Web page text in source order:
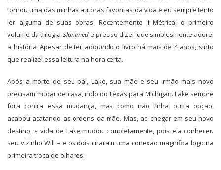
tornou uma das minhas autoras favoritas da vida e eu sempre tento
ler alguma de suas obras. Recentemente li Métrica, o primeiro
volume da trilogia Slammede preciso dizer que simplesmente adorei
a história. Apesar de ter adquirido o livro há mais de 4 anos, sinto
que realizei essa leitura na hora certa.
Após a morte de seu pai, Lake, sua mãe e seu irmão mais novo
precisam mudar de casa, indo do Texas para Michigan. Lake sempre
fora contra essa mudança, mas como não tinha outra opção,
acabou acatando as ordens da mãe. Mas, ao chegar em seu novo
destino, a vida de Lake mudou completamente, pois ela conheceu
seu vizinho Will – e os dois criaram uma conexão magnifica logo na
primeira troca de olhares.